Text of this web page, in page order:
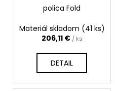
polica Fold
Materiál skladom (41 ks)
206,11 € / ks
DETAIL